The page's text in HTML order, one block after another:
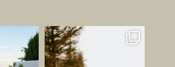
✌🏻
...
42
Die schönsten Bilder
entstehen oft dann, wenn...
248